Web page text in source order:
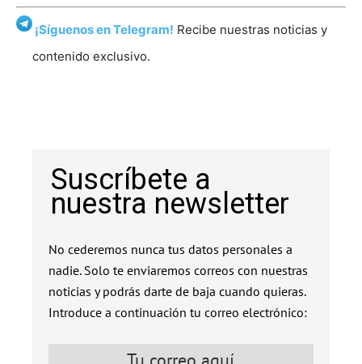
¡Síguenos en Telegram! Recibe nuestras noticias y
contenido exclusivo.
Suscríbete a
nuestra newsletter
No cederemos nunca tus datos personales a
nadie. Solo te enviaremos correos con nuestras
noticias y podrás darte de baja cuando quieras.
Introduce a continuación tu correo electrónico: